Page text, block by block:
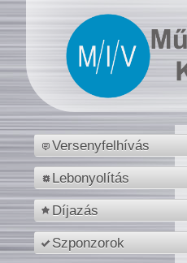
Versenyfelhívás
Lebonyolítás
Díjazás
Szponzorok